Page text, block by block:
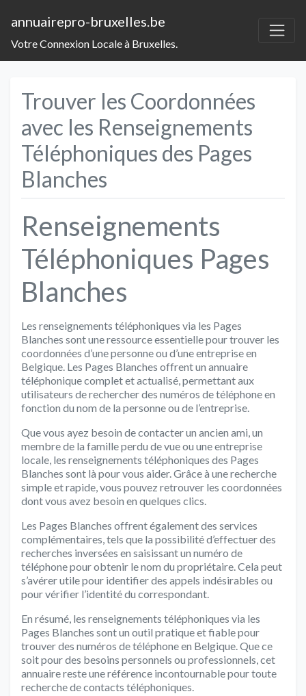
annuairepro-bruxelles.be
Votre Connexion Locale à Bruxelles.
Trouver les Coordonnées
avec les Renseignements
Téléphoniques des Pages
Blanches
Renseignements
Téléphoniques Pages
Blanches
Les renseignements téléphoniques via les Pages
Blanches sont une ressource essentielle pour trouver les
coordonnées d’une personne ou d’une entreprise en
Belgique. Les Pages Blanches offrent un annuaire
téléphonique complet et actualisé, permettant aux
utilisateurs de rechercher des numéros de téléphone en
fonction du nom de la personne ou de l’entreprise.
Que vous ayez besoin de contacter un ancien ami, un
membre de la famille perdu de vue ou une entreprise
locale, les renseignements téléphoniques des Pages
Blanches sont là pour vous aider. Grâce à une recherche
simple et rapide, vous pouvez retrouver les coordonnées
dont vous avez besoin en quelques clics.
Les Pages Blanches offrent également des services
complémentaires, tels que la possibilité d’effectuer des
recherches inversées en saisissant un numéro de
téléphone pour obtenir le nom du propriétaire. Cela peut
s’avérer utile pour identifier des appels indésirables ou
pour vérifier l’identité du correspondant.
En résumé, les renseignements téléphoniques via les
Pages Blanches sont un outil pratique et fiable pour
trouver des numéros de téléphone en Belgique. Que ce
soit pour des besoins personnels ou professionnels, cet
annuaire reste une référence incontournable pour toute
recherche de contacts téléphoniques.